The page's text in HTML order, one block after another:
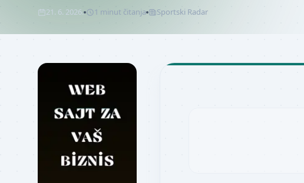
21. 6. 2026. 1 minut čitanja Sportski Radar